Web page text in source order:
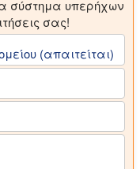
σύστημα υπερήχων
σας!
(απαιτείται)